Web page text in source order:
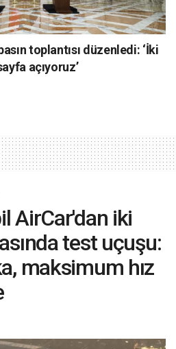
toplantısı düzenledi: ‘İki
açıyoruz’
AirCar'dan iki
test uçuşu:
maksimum hız